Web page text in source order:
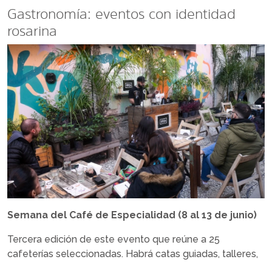
Gastronomía: eventos con identidad
rosarina
Semana del Café de Especialidad (8 al 13 de junio)
Tercera edición de este evento que reúne a 25
cafeterías seleccionadas. Habrá catas guiadas, talleres,